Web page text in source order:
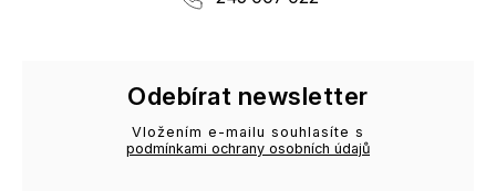
Odebírat newsletter
Vložením e-mailu souhlasíte s
podmínkami ochrany osobních údajů